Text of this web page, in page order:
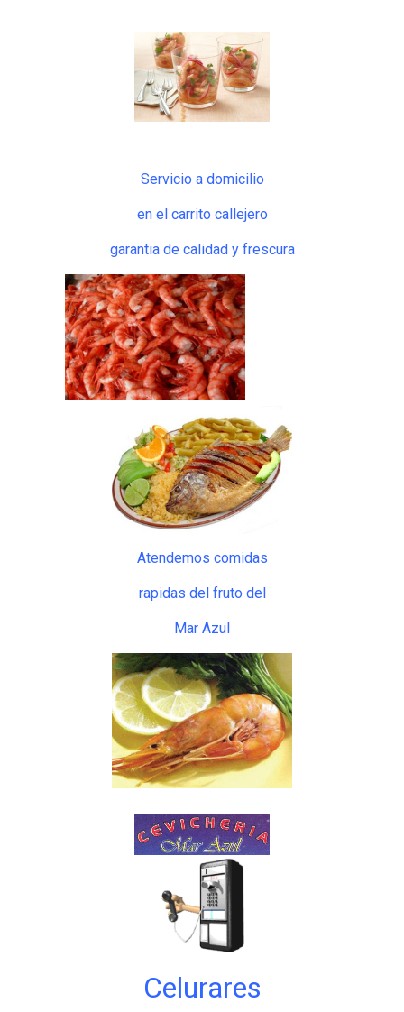
Servicio a domicilio
en el carrito callejero
garantia de calidad y frescura
Atendemos comidas
rapidas del fruto del
Mar Azul
Celurares